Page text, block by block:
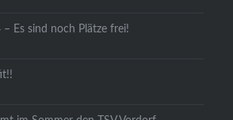
– Es sind noch Plätze frei!